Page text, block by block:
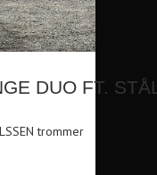
DUO FT.
trommer